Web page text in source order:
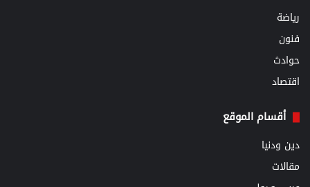
رياضة
فنون
حوادث
اقتصاد
أقسام الموقع
دين ودنيا
مقالات